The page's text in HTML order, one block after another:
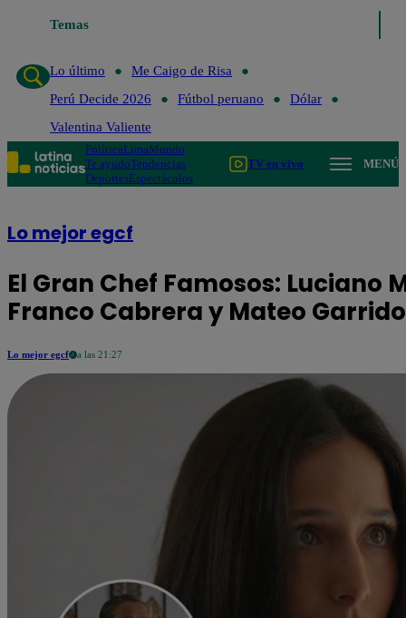
Temas
Lo último
Me Caigo de Risa
Perú Decide 2026
Fútbol peruano
Dólar
Valentina Valiente
PolíticaLimaMundo
Te ayudoTendencias
DeportesEspectáculos
TV en vivo MENÚ
Lo mejor egcf
El Gran Chef Famosos: Luciano
Franco Cabrera y Mateo
Lo mejor egcf a las 21:27